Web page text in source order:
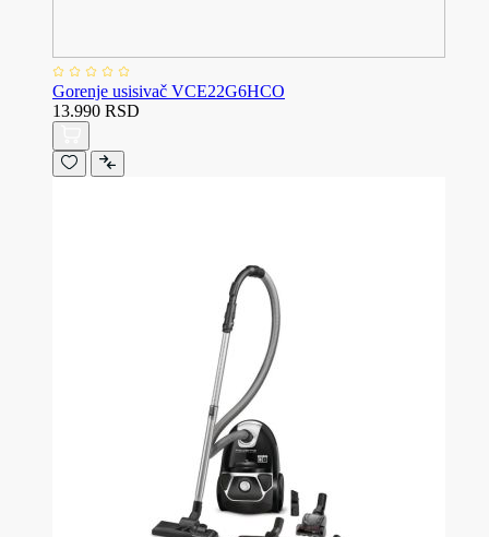
Gorenje usisivač VCE22G6HCO
13.990 RSD